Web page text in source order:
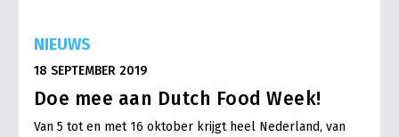
NIEUWS
18 SEPTEMBER 2019
Doe mee aan Dutch Food Week!
Van 5 tot en met 16 oktober krijgt heel Nederland, van